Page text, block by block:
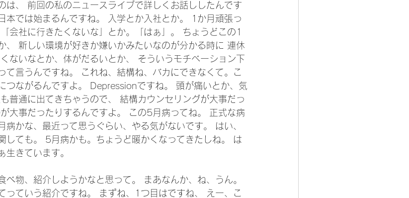
は、 前回の私のニュースライブで詳しくお話ししたんです
本では始まるんですね。 入学とか入社とか。 1か月頑張っ
会社に行きたくないな」とか。「はぁ」。 ちょうどこの1
、 新しい環境が好きか嫌いかみたいなのが分かる時に 連休
ないなとか、体がだるいとか、 そういうモチベーション下
て言うんですね。 これね、結構ね、バカにできなくて。こ
つながるんですよ。 Depressionですね。 頭が痛いとか、気
普通に出てきちゃうので、 結構カウンセリングが大事だっ
大事だったりするんですよ。 この5月病ってね。 正式な病
病かな、最近って思うぐらい、やる気がないです。 はい、
しても。 5月病かも。ちょうど暖かくなってきたしね。 は
生きています。
べ物、紹介しようかなと思って。 まあなんか、ね、うん。
っていう紹介ですね。 まずね、1つ目はですね、 えー、こ